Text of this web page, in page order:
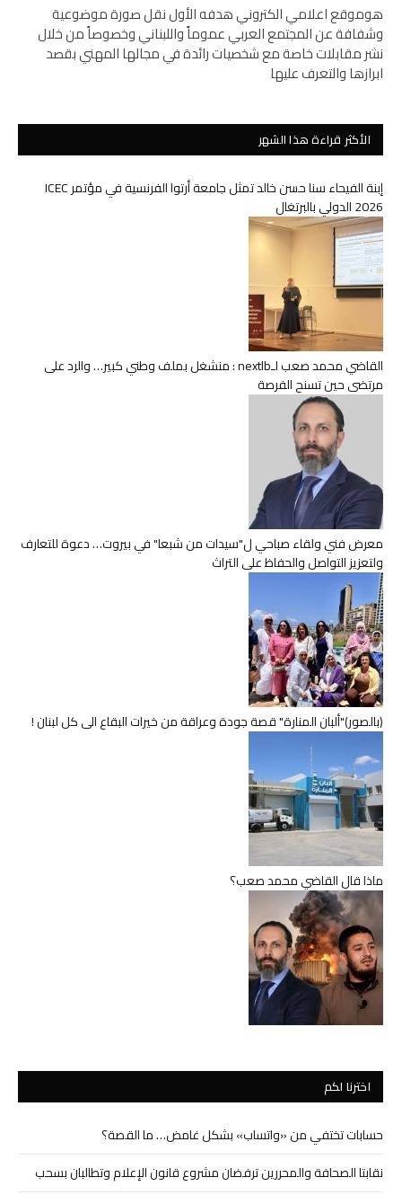
هوموقع اعلامي الكتروني هدفه الأول نقل صورة موضوعية
وشفافة عن المجتمع العربي عموماً واللبناني وخصوصاً من خلال
نشر مقابلات خاصة مع شخصيات رائدة في مجالها المهني بقصد
ابرازها والتعرف عليها
الأكثر قراءة هذا الشهر
إبنة الفيحاء سنا حسن خالد تمثل جامعة أرتوا الفرنسية في مؤتمر ICEC
2026 الدولي بالبرتغال
القاضي محمد صعب لـnextlb : منشغل بملف وطني كبير… والرد على
مرتضى حين تسنح الفرصة
معرض فني ولقاء صباحي ل"سيدات من شبعا" في بيروت… دعوة للتعارف
ولتعزيز التواصل والحفاظ على التراث
(بالصور)"ألبان المنارة" قصة جودة وعراقة من خيرات البقاع الى كل لبنان !
ماذا قال القاضي محمد صعب؟
اخترنا لكم
حسابات تختفي من «واتساب» بشكل غامض… ما القصة؟
نقابتا الصحافة والمحررين ترفضان مشروع قانون الإعلام وتطالبان بسحب